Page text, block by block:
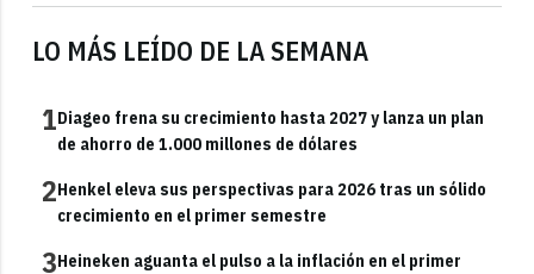
LO MÁS LEÍDO DE LA SEMANA
1Diageo frena su crecimiento hasta 2027 y lanza un plan
de ahorro de 1.000 millones de dólares
2Henkel eleva sus perspectivas para 2026 tras un sólido
crecimiento en el primer semestre
3Heineken aguanta el pulso a la inflación en el primer